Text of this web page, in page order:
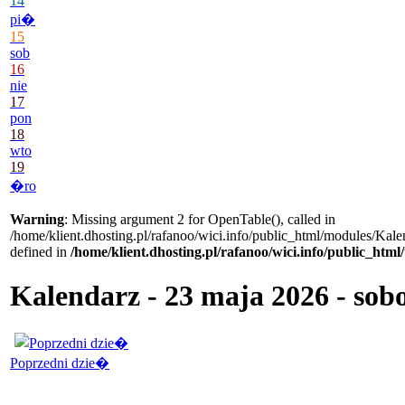
pi�
15
sob
16
nie
17
pon
18
wto
19
�ro
Warning: Missing argument 2 for OpenTable(), called in
/home/klient.dhosting.pl/rafanoo/wici.info/public_html/modules/
defined in /home/klient.dhosting.pl/rafanoo/wici.info/
Kalendarz - 23 maja 2026 -
Poprzedni dzie�